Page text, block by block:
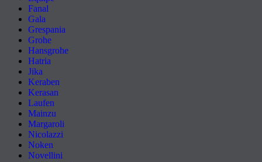
Fanal
Gala
Grespania
Grohe
Hansgrohe
Hatria
Jika
Keraben
Kerasan
Laufen
Mainzu
Margaroli
Nicolazzi
Noken
Novellini